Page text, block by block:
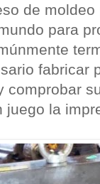
de
para
fabricar
comprobar
juego la